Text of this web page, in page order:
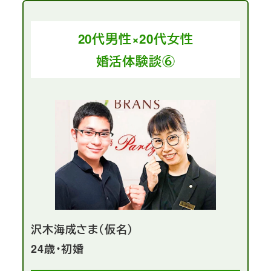
20代男性×20代女性
婚活体験談⑥
沢木海成さま（仮名）
24歳・初婚